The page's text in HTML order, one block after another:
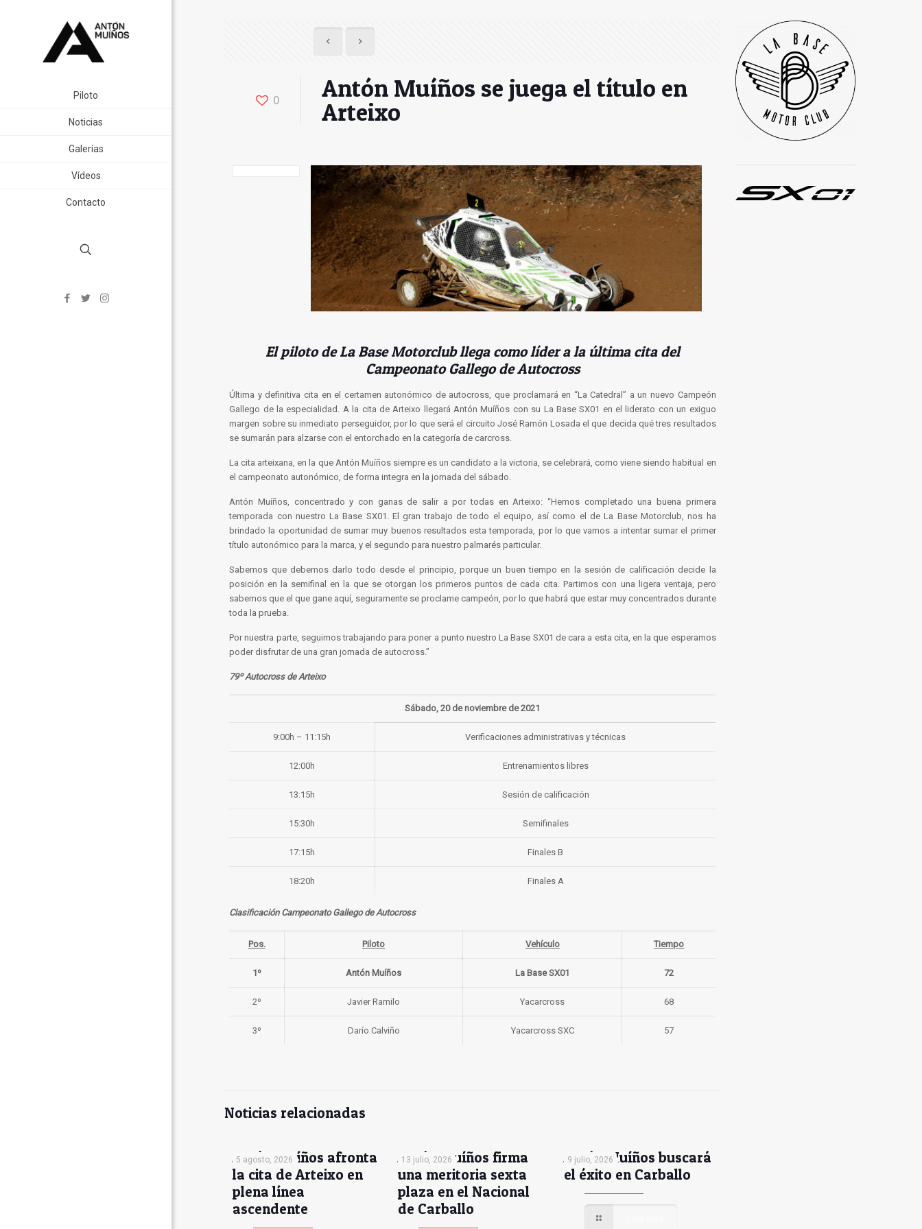
Piloto
Noticias
Galerías
Vídeos
Contacto
0
Antón Muíños se juega el título en
Arteixo
El piloto de La Base Motorclub llega como líder a la última cita del
Campeonato Gallego de Autocross
Última y definitiva cita en el certamen autonómico de autocross, que proclamará en “La Catedral” a un nuevo Campeón
Gallego de la especialidad. A la cita de Arteixo llegará Antón Muíños con su La Base SX01 en el liderato con un exiguo
margen sobre su inmediato perseguidor, por lo que será el circuito José Ramón Losada el que decida qué tres resultados
se sumarán para alzarse con el entorchado en la categoría de carcross.
La cita arteixana, en la que Antón Muíños siempre es un candidato a la victoria, se celebrará, como viene siendo habitual en
el campeonato autonómico, de forma integra en la jornada del sábado.
Antón Muíños, concentrado y con ganas de salir a por todas en Arteixo: “Hemos completado una buena primera
temporada con nuestro La Base SX01. El gran trabajo de todo el equipo, así como el de La Base Motorclub, nos ha
brindado la oportunidad de sumar muy buenos resultados esta temporada, por lo que vamos a intentar sumar el primer
título autonómico para la marca, y el segundo para nuestro palmarés particular.
Sabemos que debemos darlo todo desde el principio, porque un buen tiempo en la sesión de calificación decide la
posición en la semifinal en la que se otorgan los primeros puntos de cada cita. Partimos con una ligera ventaja, pero
sabemos que el que gane aquí, seguramente se proclame campeón, por lo que habrá que estar muy concentrados durante
toda la prueba.
Por nuestra parte, seguimos trabajando para poner a punto nuestro La Base SX01 de cara a esta cita, en la que esperamos
poder disfrutar de una gran jornada de autocross.”
79º Autocross de Arteixo
Sábado, 20 de noviembre de 2021
9:00h – 11:15h Verificaciones administrativas y técnicas
12:00h Entrenamientos libres
13:15h Sesión de calificación
15:30h Semifinales
17:15h Finales B
18:20h Finales A
Clasificación Campeonato Gallego de Autocross
Pos. Piloto Vehículo Tiempo
1º Antón Muíños La Base SX01 72
2º Javier Ramilo Yacarcross 68
3º Darío Calviño Yacarcross SXC 57
Noticias relacionadas
5 agosto, 2026
Antón Muíños afronta
la cita de Arteixo en
plena línea
ascendente
13 julio, 2026
Antón Muíños firma
una meritoria sexta
plaza en el Nacional
de Carballo
9 julio, 2026
Antón Muíños buscará
el éxito en Carballo